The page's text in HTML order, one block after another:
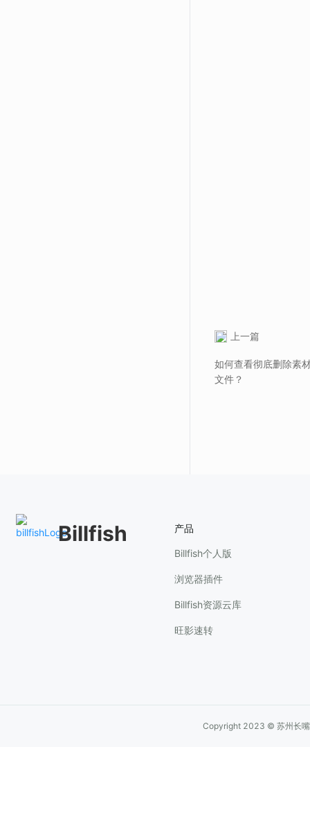
上一篇
如何查看彻底删除素
文件？
Billfish 产品
Billfish个人版
浏览器插件
Billfish资源云库
旺影速转
Copyright 2023 © 苏州长嘴